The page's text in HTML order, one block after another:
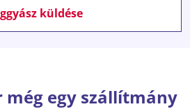
küldése
még egy szállítmány